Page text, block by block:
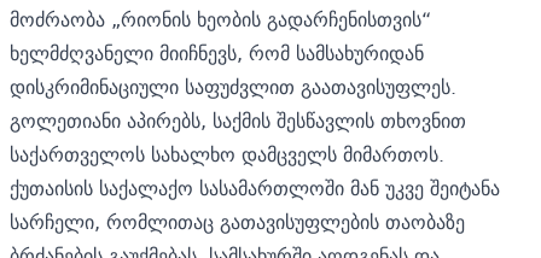
მოძრაობა „რიონის ხეობის გადარჩენისთვის“
ხელმძღვანელი მიიჩნევს, რომ სამსახურიდან
დისკრიმინაციული საფუძვლით გაათავისუფლეს.
გოლეთიანი აპირებს, საქმის შესწავლის თხოვნით
საქართველოს სახალხო დამცველს მიმართოს.
ქუთაისის საქალაქო სასამართლოში მან უკვე შეიტანა
სარჩელი, რომლითაც გათავისუფლების თაობაზე